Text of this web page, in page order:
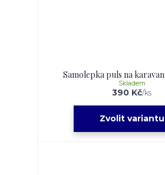
Samolepka puls na
390 Kč/ks
Skladem
Zvolit variantu